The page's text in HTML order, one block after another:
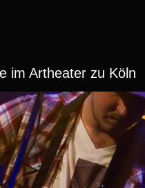
im Artheater zu Köln